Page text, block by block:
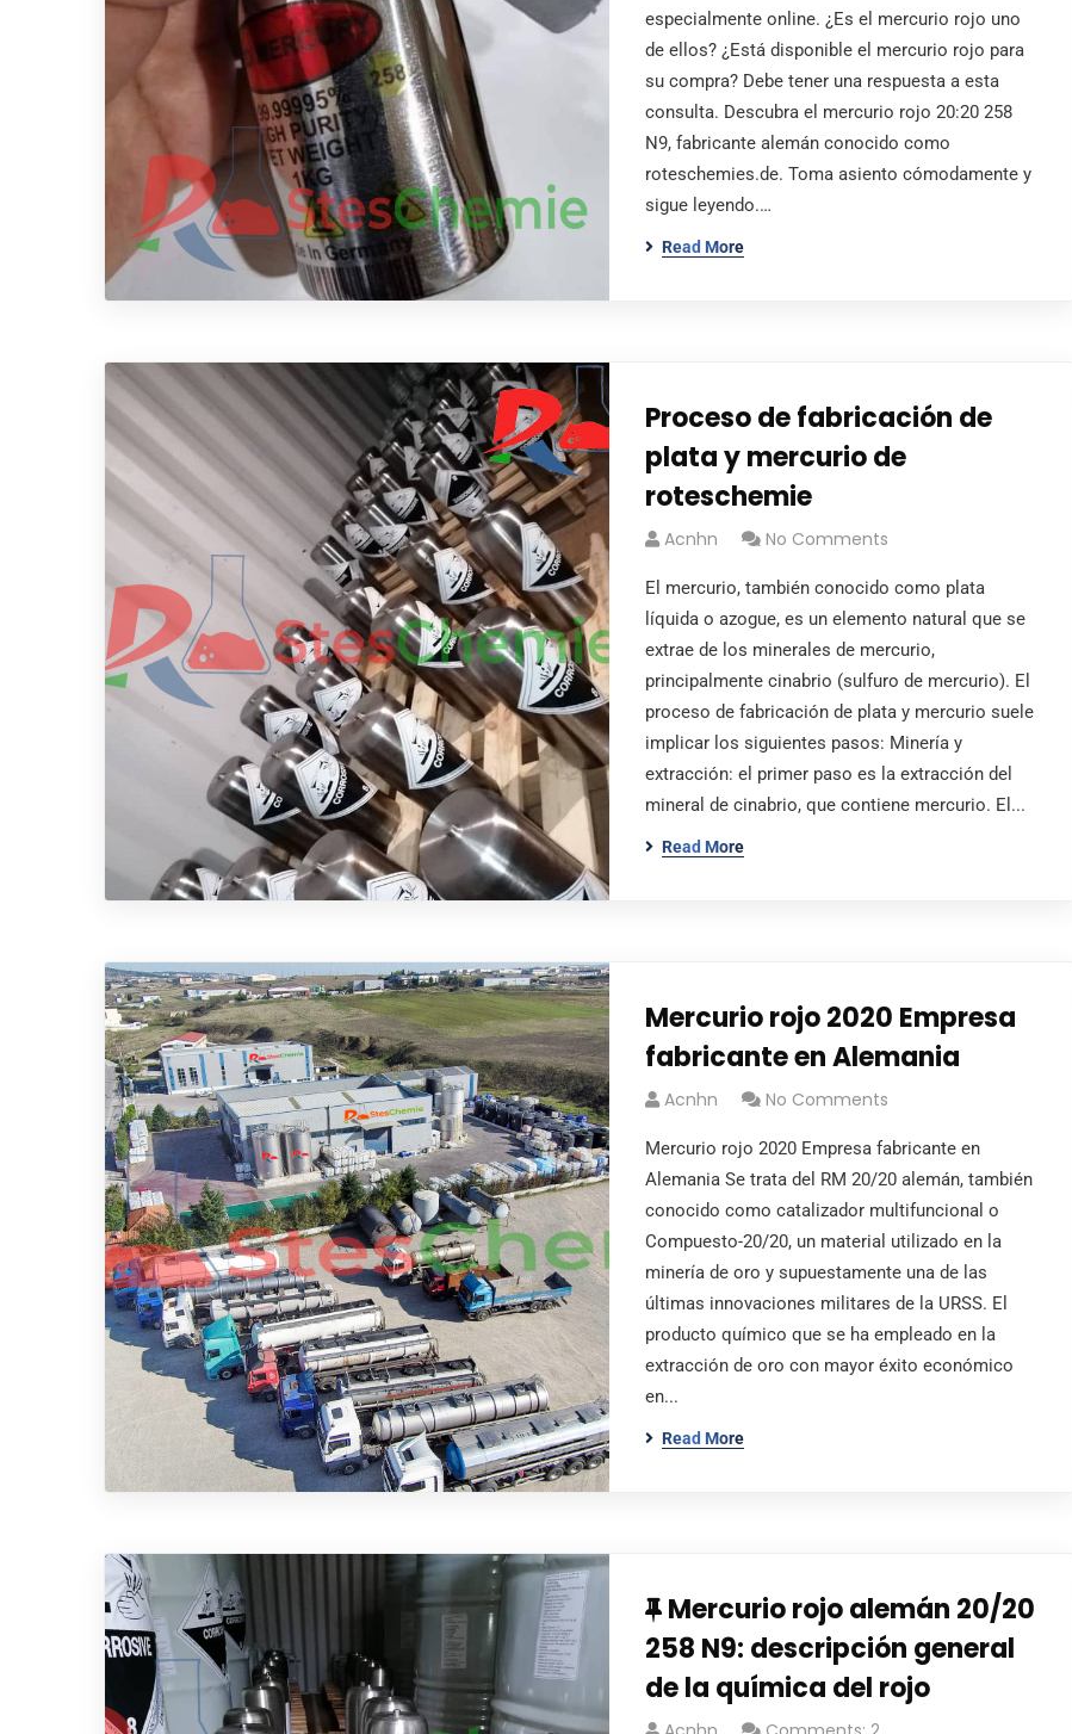
especialmente online. ¿Es el mercurio rojo uno
de ellos? ¿Está disponible el mercurio rojo para
su compra? Debe tener una respuesta a esta
consulta. Descubra el mercurio rojo 20:20 258
N9, fabricante alemán conocido como
roteschemies.de. Toma asiento cómodamente y
sigue leyendo.…
Read More
Proceso de fabricación de
plata y mercurio de
roteschemie
Acnhn No Comments
El mercurio, también conocido como plata
líquida o azogue, es un elemento natural que se
extrae de los minerales de mercurio,
principalmente cinabrio (sulfuro de mercurio). El
proceso de fabricación de plata y mercurio suele
implicar los siguientes pasos: Minería y
extracción: el primer paso es la extracción del
mineral de cinabrio, que contiene mercurio. El...
Read More
Mercurio rojo 2020 Empresa
fabricante en Alemania
Acnhn No Comments
Mercurio rojo 2020 Empresa fabricante en
Alemania Se trata del RM 20/20 alemán, también
conocido como catalizador multifuncional o
Compuesto-20/20, un material utilizado en la
minería de oro y supuestamente una de las
últimas innovaciones militares de la URSS. El
producto químico que se ha empleado en la
extracción de oro con mayor éxito económico
en...
Read More
Mercurio rojo alemán 20/20
258 N9: descripción general
de la química del rojo